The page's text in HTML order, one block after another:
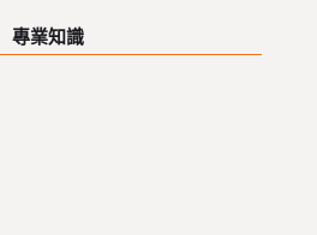
專業知識